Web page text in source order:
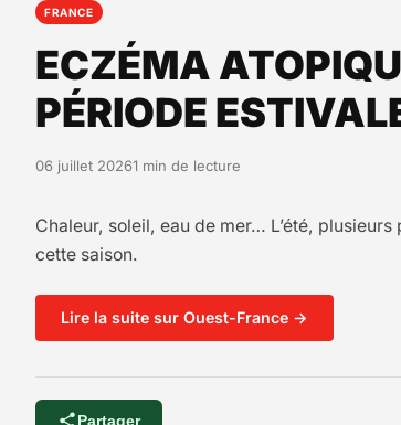
FRANCE
ECZÉMA
PÉRIODE
06 juillet 20261 min de lecture
Chaleur, soleil, eau de mer… L’été,
cette saison.
Lire la suite sur Ouest-France →
Partager